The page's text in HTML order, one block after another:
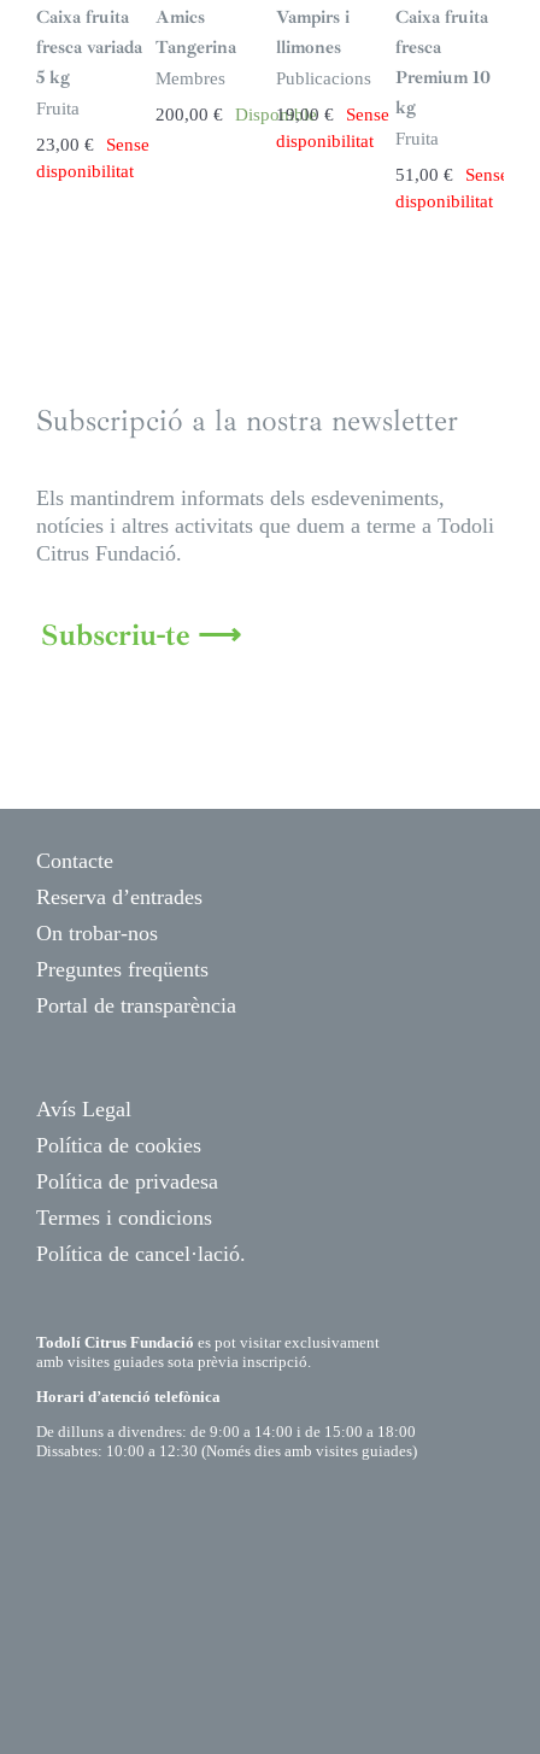
n
s
t
o
c
k
Caixa fruita
fresca variada
5 kg
Fruita
23,00 €
Sense
disponibilitat
Amics
Tangerina
Membres
200,00€ Disponible
n
s
t
o
c
k
Vampirs i
llimones
Publicacions
19,00 €
Sense
disponibilitat
n
s
t
o
c
k
Caixa fruita
fresca
Premium 10
kg
Fruita
51,00€
Sense
disponibilitat
Subscripció a la nostra newsletter
Els mantindrem informats dels esdeveniments,
notícies i altres activitats que duem a terme a Todoli
Citrus Fundació.
Subscriu-te ⟶
Contacte
Reserva d’entrades
On trobar-nos
Preguntes freqüents
Portal de transparència
Avís Legal
Política de cookies
Política de privadesa
Termes i condicions
Política de cancel·lació.
Todolí Citrus Fundació es pot visitar exclusivament
amb visites guiades sota prèvia inscripció.
Horari d’atenció telefònica
De dilluns a divendres: de 9:00 a 14:00 i de 15:00 a 18:00
Dissabtes: 10:00 a 12:30 (Només dies amb visites guiades)